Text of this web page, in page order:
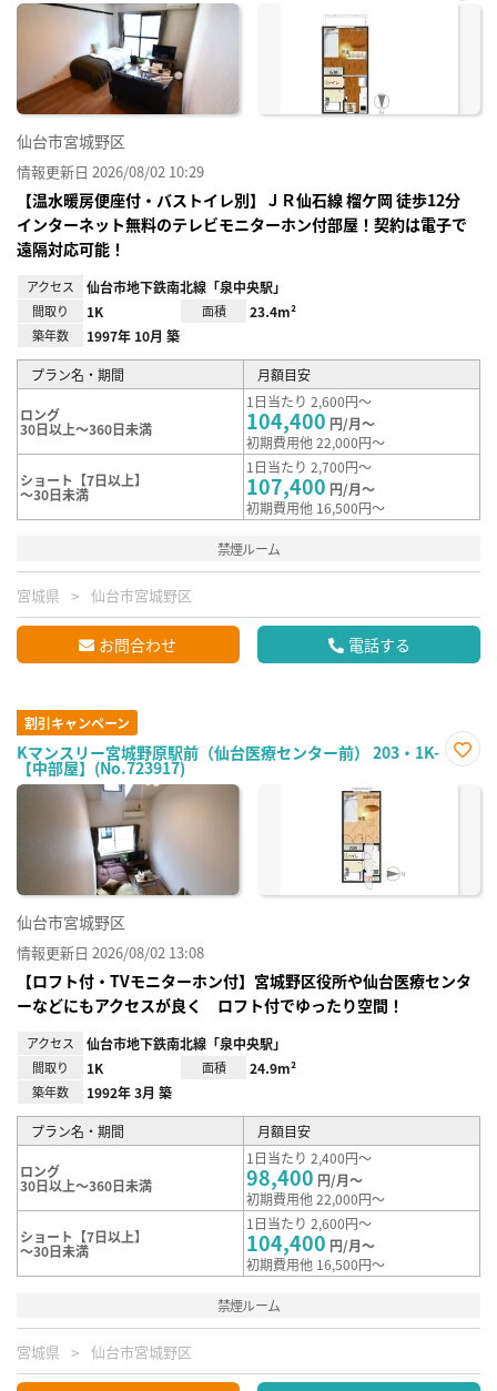
お気
仙台市宮城野区
情報更新日 2026/08/02 10:29
【温水暖房便座付・バストイレ別】ＪＲ仙⽯線 榴ケ岡 徒歩12分
インターネット無料のテレビモニターホン付部屋！契約は電子で
遠隔対応可能！
アクセス 仙台市地下鉄南北線「泉中央駅」
間取り 1K 面積 23.4m²
築年数 1997年 10月 築
プラン名・期間 月額目安
ロング
30日以上～360日未満
1日当たり 2,600円～
104,400 円/月～
初期費用他 22,000円～
ショート【7日以上】
～30日未満
1日当たり 2,700円～
107,400 円/月～
初期費用他 16,500円～
禁煙ルーム
宮城県 仙台市宮城野区
お問合わせ 電話する
割引キャンペーン
Kマンスリー宮城野原駅前（仙台医療センター前） 203・1K-
【中部屋】(No.723917)
に入
仙台市宮城野区
情報更新日 2026/08/02 13:08
【ロフト付・TVモニターホン付】宮城野区役所や仙台医療センタ
ーなどにもアクセスが良く ロフト付でゆったり空間！
アクセス 仙台市地下鉄南北線「泉中央駅」
間取り 1K 面積 24.9m²
築年数 1992年 3月 築
プラン名・期間 月額目安
ロング
30日以上～360日未満
1日当たり 2,400円～
98,400 円/月～
初期費用他 22,000円～
ショート【7日以上】
～30日未満
1日当たり 2,600円～
104,400 円/月～
初期費用他 16,500円～
禁煙ルーム
宮城県 仙台市宮城野区